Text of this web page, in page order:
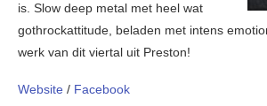
is. Slow deep metal met heel wat
gothrockattitude, beladen met intens
werk van dit viertal uit Preston!
Website / Facebook